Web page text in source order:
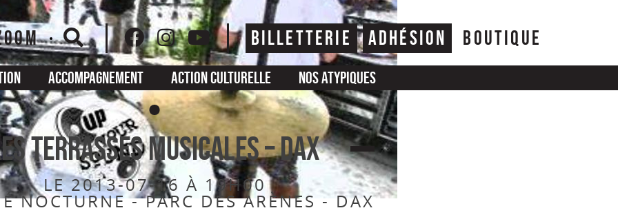
BILLETTERIE ADHÉSION BOUTIQUE
Accompagnement Action culturelle Nos atypiques
TERRASSES MUSICALES – DAX
LE 2013-07-16 À 19H00
NOCTURNE - PARC DES ARÈNES - DAX